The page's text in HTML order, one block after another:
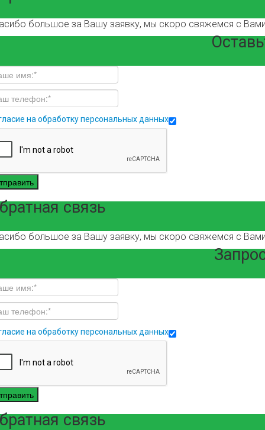
большое за Вашу заявку, мы скоро свяжемся с
на обработку персональных данных
связь
большое за Вашу заявку, мы скоро свяжемся с
на обработку персональных данных
связь